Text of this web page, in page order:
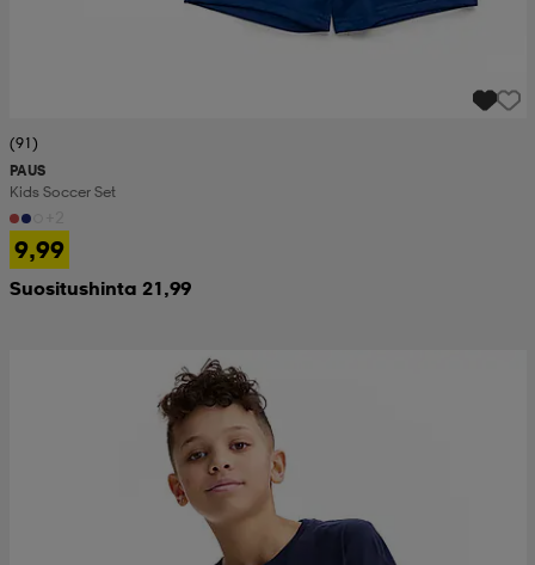
(91)
PAUS
Kids Soccer Set
9,99
Suositushinta 21,99